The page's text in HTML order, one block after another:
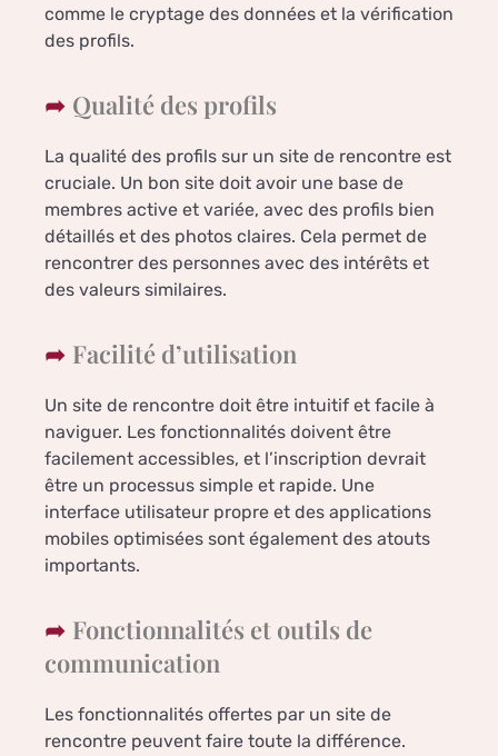
comme le cryptage des données et la vérification
des profils.
Qualité des profils
La qualité des profils sur un site de rencontre est
cruciale. Un bon site doit avoir une base de
membres active et variée, avec des profils bien
détaillés et des photos claires. Cela permet de
rencontrer des personnes avec des intérêts et
des valeurs similaires.
Facilité d’utilisation
Un site de rencontre doit être intuitif et facile à
naviguer. Les fonctionnalités doivent être
facilement accessibles, et l’inscription devrait
être un processus simple et rapide. Une
interface utilisateur propre et des applications
mobiles optimisées sont également des atouts
importants.
Fonctionnalités et outils de
communication
Les fonctionnalités offertes par un site de
rencontre peuvent faire toute la différence.